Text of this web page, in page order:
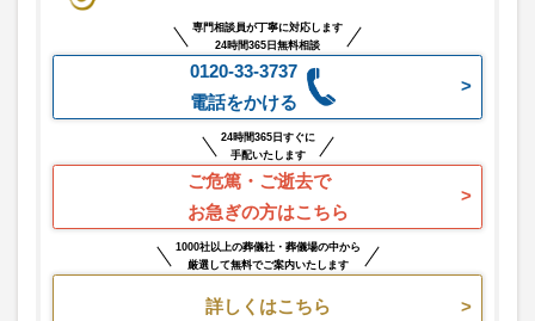
専門相談員が丁寧に対応します
24時間365日無料相談
0120-33-3737
電話をかける
24時間365日すぐに
手配いたします
ご危篤・ご逝去で
お急ぎの方はこちら
1000社以上の葬儀社・葬儀場の中から
厳選して無料でご案内いたします
詳しくはこちら